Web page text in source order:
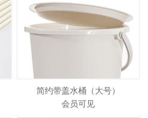
简约带盖水桶（大号）
会员可见